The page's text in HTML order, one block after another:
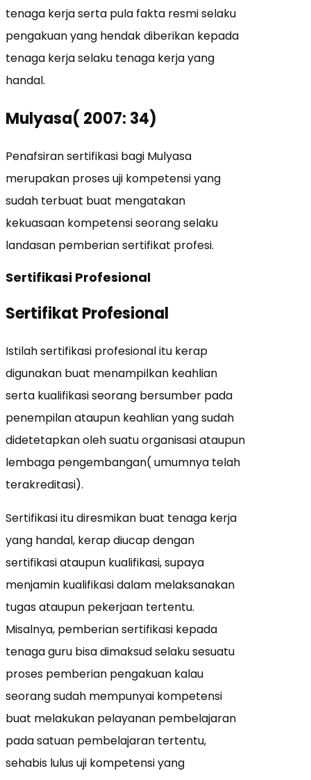
tenaga kerja serta pula fakta resmi selaku
pengakuan yang hendak diberikan kepada
tenaga kerja selaku tenaga kerja yang
handal.
Mulyasa( 2007: 34)
Penafsiran sertifikasi bagi Mulyasa
merupakan proses uji kompetensi yang
sudah terbuat buat mengatakan
kekuasaan kompetensi seorang selaku
landasan pemberian sertifikat profesi.
Sertifikasi Profesional
Sertifikat Profesional
Istilah sertifikasi profesional itu kerap
digunakan buat menampilkan keahlian
serta kualifikasi seorang bersumber pada
penempilan ataupun keahlian yang sudah
didetetapkan oleh suatu organisasi ataupun
lembaga pengembangan( umumnya telah
terakreditasi).
Sertifikasi itu diresmikan buat tenaga kerja
yang handal, kerap diucap dengan
sertifikasi ataupun kualifikasi, supaya
menjamin kualifikasi dalam melaksanakan
tugas ataupun pekerjaan tertentu.
Misalnya, pemberian sertifikasi kepada
tenaga guru bisa dimaksud selaku sesuatu
proses pemberian pengakuan kalau
seorang sudah mempunyai kompetensi
buat melakukan pelayanan pembelajaran
pada satuan pembelajaran tertentu,
sehabis lulus uji kompetensi yang